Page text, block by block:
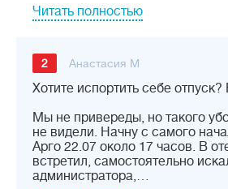
Читать полностью
2 Анастасия М
Хотите испортить себе
Мы не привереды, но такого
не видели. Начну с самого
Арго 22.07 около 17 часов. В
встретил, самостоятельно
администратора,…